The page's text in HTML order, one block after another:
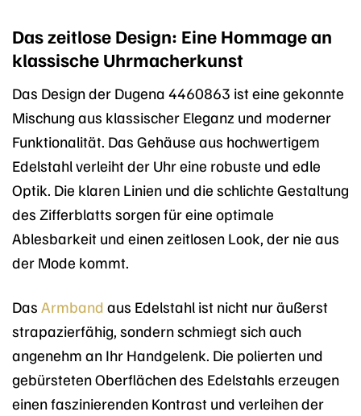
Das zeitlose Design: Eine Hommage an
klassische Uhrmacherkunst
Das Design der Dugena 4460863 ist eine gekonnte
Mischung aus klassischer Eleganz und moderner
Funktionalität. Das Gehäuse aus hochwertigem
Edelstahl verleiht der Uhr eine robuste und edle
Optik. Die klaren Linien und die schlichte Gestaltung
des Zifferblatts sorgen für eine optimale
Ablesbarkeit und einen zeitlosen Look, der nie aus
der Mode kommt.
Das Armband aus Edelstahl ist nicht nur äußerst
strapazierfähig, sondern schmiegt sich auch
angenehm an Ihr Handgelenk. Die polierten und
gebürsteten Oberflächen des Edelstahls erzeugen
einen faszinierenden Kontrast und verleihen der